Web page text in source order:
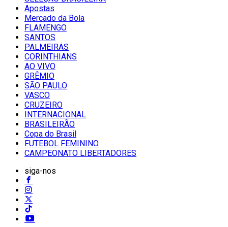
Apostas
Mercado da Bola
FLAMENGO
SANTOS
PALMEIRAS
CORINTHIANS
AO VIVO
GRÊMIO
SĀO PAULO
VASCO
CRUZEIRO
INTERNACIONAL
BRASILEIRÃO
Copa do Brasil
FUTEBOL FEMININO
CAMPEONATO LIBERTADORES
siga-nos